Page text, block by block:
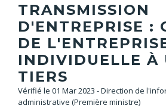
TRANSMISSION
D'ENTREPRISE :
DE
INDIVIDUELLE À
TIERS
Vérifié le 01 Mar 2023 - Direction de
administrative (Première ministre)